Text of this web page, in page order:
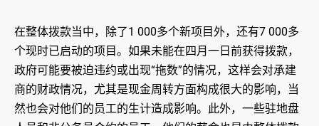
在整体拨款当中，除了1 000多个新项目外，还有7 000多
个现时已启动的项目。如果未能在四月一日前获得拨款，
政府可能要被迫违约或出现“拖数”的情况，这样会对承建
商的财政情况，尤其是现金周转方面构成很大的影响，当
然也会对他们的员工的生计造成影响。此外，一些驻地盘